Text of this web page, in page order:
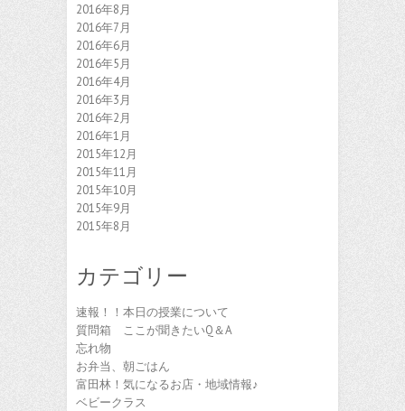
2016年8月
2016年7月
2016年6月
2016年5月
2016年4月
2016年3月
2016年2月
2016年1月
2015年12月
2015年11月
2015年10月
2015年9月
2015年8月
カテゴリー
速報！！本日の授業について
質問箱 ここが聞きたいQ＆A
忘れ物
お弁当、朝ごはん
富田林！気になるお店・地域情報♪
ベビークラス